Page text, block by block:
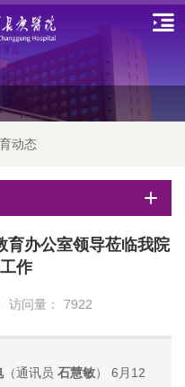
动态
育办公室领导莅临我院
作
访问量： 7922
（通讯员 石慧敏） 6月12